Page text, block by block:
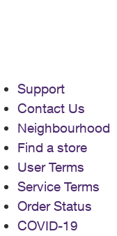
Support
Contact Us
Neighbourhood
Find a store
User Terms
Service Terms
Order Status
COVID-19